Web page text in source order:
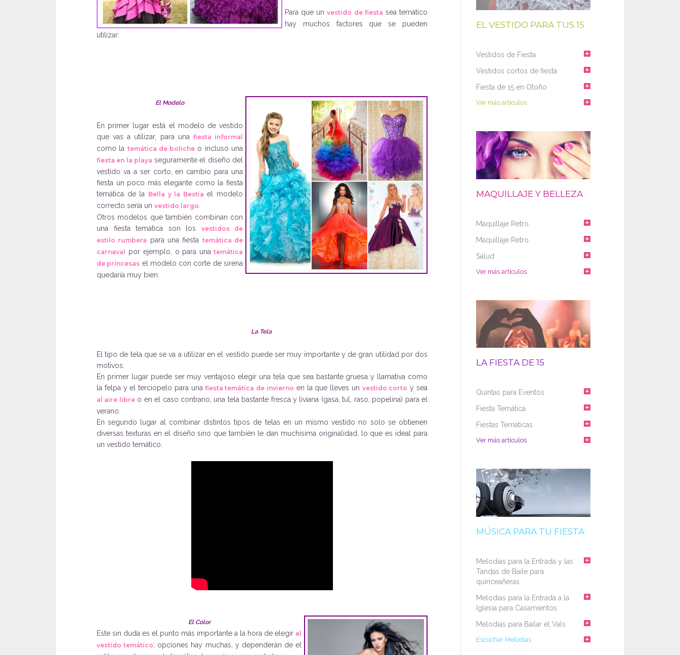
Para que unvestido de fiesta sea temático
hay muchos factores que se pueden
utilizar:
El Modelo
En primer lugar está el modelo de vestido
que vas a utilizar, para una fiesta informal
como la temática de boliche o incluso una
fiesta en la playa seguramente el diseño del
vestido va a ser corto, en cambio para una
fiesta un poco más elegante como la fiesta
temática de la Bella y la Bestia el modelo
correcto sería un vestido largo
Otros modelos que también combinan con
una fiesta temática son los vestidos de
estilo rumbera para una fiesta temática de
carnaval
por ejemplo, o para una temática
de princesas el modelo con corte de sirena
quedaría muy bien.
La Tela
El tipo de tela que se va a utilizar en el vestido puede ser muy importante y de gran utilidad por dos
motivos:
En primer lugar puede ser muy ventajoso elegir una tela que sea bastante gruesa y llamativa como
la felpa y el terciopelo para unafiesta temática de invierno en la que lleves un vestido corto y sea
al aire libreo en el caso contrario, una tela bastante fresca y liviana (gasa, tul, raso, popelina) para el
verano.
En segundo lugar al combinar distintos tipos de telas en un mismo vestido no solo se obtienen
diversas texturas en el diseño sino que también le dan muchísima originalidad, lo que es ideal para
un vestido temático.
El Color
Este sin duda es el punto más importante a la hora de elegir el
vestido temático; opciones hay muchas, y dependerán de el
EL VESTIDO PARA TUS 15
Vestidos de Fiesta
Vestidos cortos de fiesta
Fiesta de 15 en Otoño
Ver más artículos
MAQUILLAJE Y BELLEZA
Maquillaje Retro
Maquillaje Retro
Salud
Ver más artículos
LA FIESTA DE 15
Quintas para Eventos
Fiesta Temática
Fiestas Temáticas
Ver más artículos
MÚSICA PARA TU FIESTA
Melodías para la Entrada y las
Tandas de Baile para
quinceañeras
Melodías para la Entrada a la
Iglesia para Casamientos
Melodías para Bailar el Vals
Escuchar Melodías